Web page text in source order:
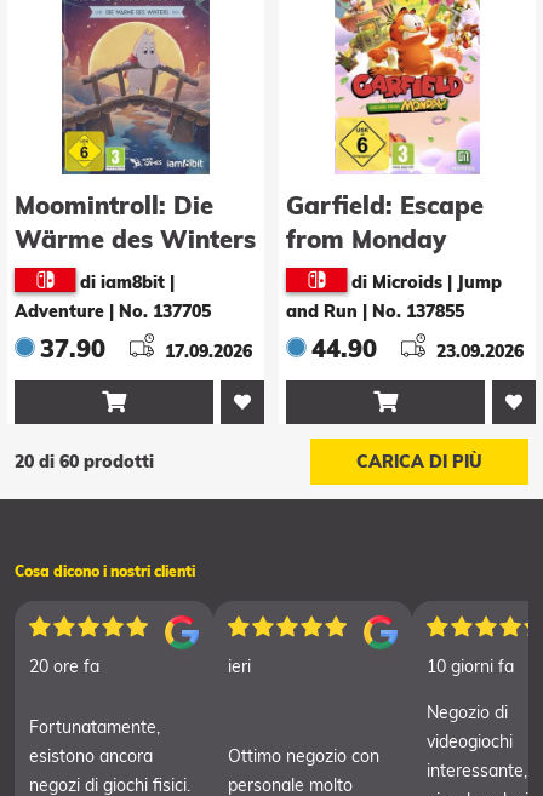
Moomintroll: Die
Wärme des Winters
di iam8bit |
Adventure
No. 137705
37.90 17.09.2026

Garfield: Escape
from Monday
di Microids | Jump
and Run
No. 137855
44.90 23.09.2026

20 di 60 prodotti CARICA DI PIÙ
Cosa dicono i nostri clienti
20 ore fa
Fortunatamente,
esistono ancora
negozi di giochi fisici.
ieri
Ottimo negozio con
personale molto
10 giorni fa
Negozio di
videogiochi
interessante,